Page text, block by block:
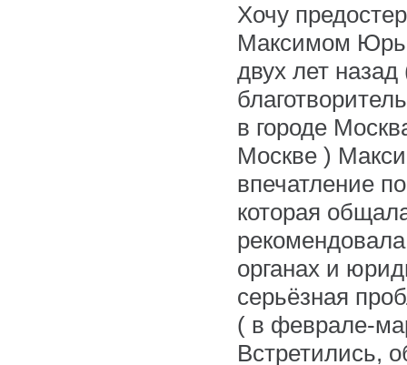
Хочу
Максимом
двух лет
в городе
Москве )
впечатление
которая
органах и
серьёзная
( в феврале-
Встретились,